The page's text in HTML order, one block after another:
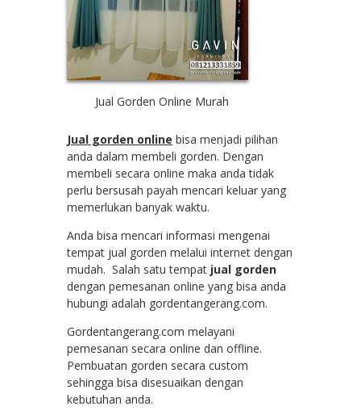
Jual Gorden Online Murah
Jual gorden online bisa menjadi pilihan
anda dalam membeli gorden. Dengan
membeli secara online maka anda tidak
perlu bersusah payah mencari keluar yang
memerlukan banyak waktu.
Anda bisa mencari informasi mengenai
tempat jual gorden melalui internet dengan
mudah. Salah satu tempat jual gorden
dengan pemesanan online yang bisa anda
hubungi adalah gordentangerang.com.
Gordentangerang.com melayani
pemesanan secara online dan offline.
Pembuatan gorden secara custom
sehingga bisa disesuaikan dengan
kebutuhan anda.